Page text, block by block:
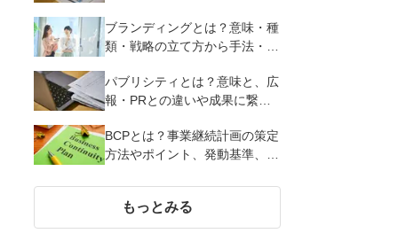
ブランディングとは？意味・種
類・戦略の立て方から手法・成
底解説【成功事例あり】
パブリシティとは？意味と、広
報・PRとの違いや成果に繋げ
BCPとは？事業継続計画の策定
方法やポイント、発動基準、リ
もっとみる